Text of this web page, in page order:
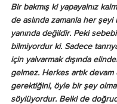
Bir bakmış ki yapayalnız
de aslında zamanla her
yanında değildir. Peki
bilmiyordur ki. Sadece
için yalvarmak dışında
gelmez. Herkes artık
gerektiğini, öyle bir şey
söylüyordur. Belki de